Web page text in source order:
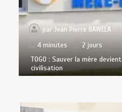
parJean Pierre BAWELA
4 minutes
2 jours
TOGO : Sauver la mère
civilisation